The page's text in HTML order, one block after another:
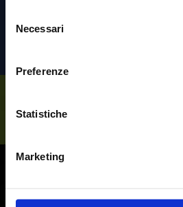
delNecessari
Preferenze
Statistiche
Marketing
Scopri le altre
l’Healthcare
Sempre al tuo